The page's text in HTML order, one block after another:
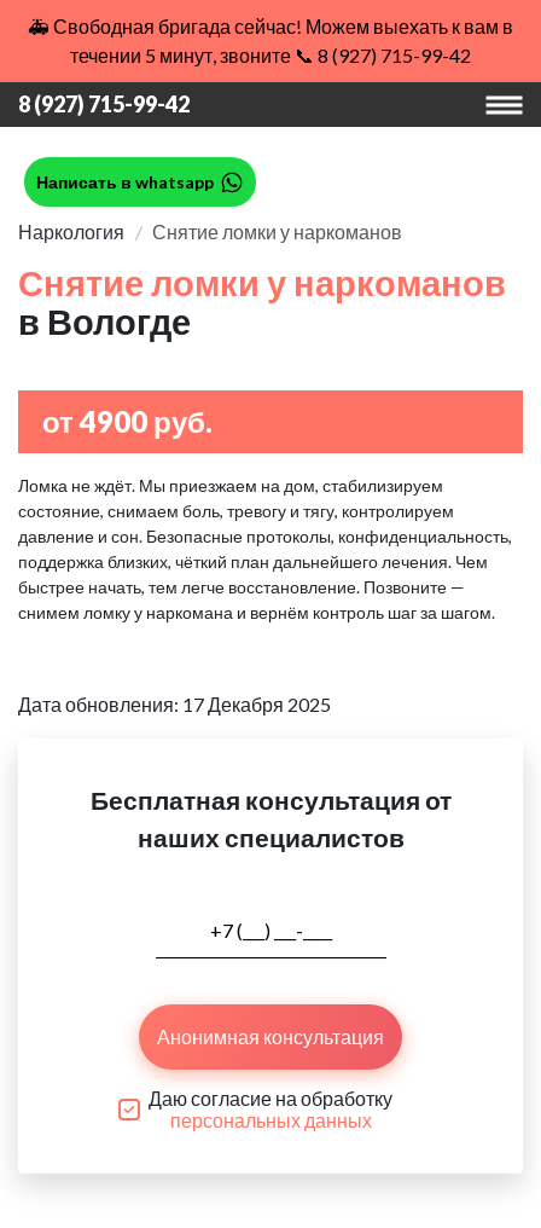
🚑 Свободная бригада сейчас! Можем выехать к вам в
течении 5 минут, звоните 📞 8 (927) 715-99-42
8 (927) 715-99-42
Написать в whatsapp
Наркология Снятие ломки у наркоманов
Снятие ломки у наркоманов
в Вологде
от 4900 руб.
Ломка не ждёт. Мы приезжаем на дом, стабилизируем
состояние, снимаем боль, тревогу и тягу, контролируем
давление и сон. Безопасные протоколы, конфиденциальность,
поддержка близких, чёткий план дальнейшего лечения. Чем
быстрее начать, тем легче восстановление. Позвоните —
снимем ломку у наркомана и вернём контроль шаг за шагом.
Дата обновления: 17 Декабря 2025
Бесплатная консультация от
наших специалистов
Анонимная консультация
Даю согласие на обработку
персональных данных